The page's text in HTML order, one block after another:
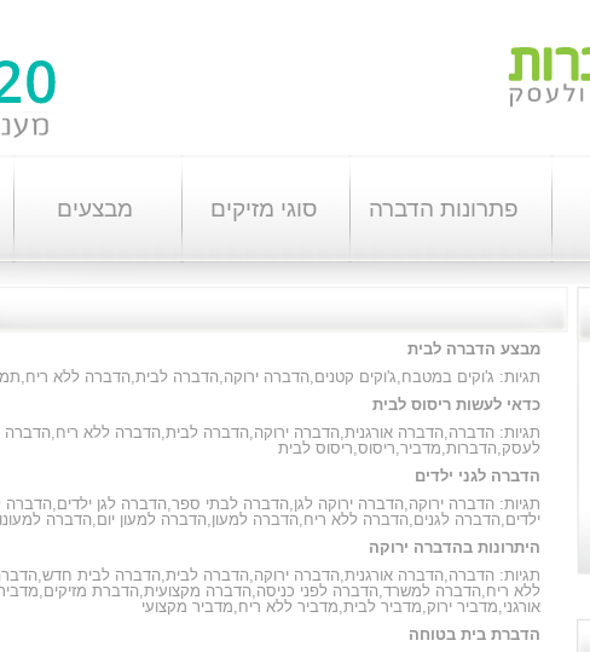
פתרונות הדברה סוגי מזיקים מבצעים
מבצע הדברה לבית
תגיות: ג'וקים במטבח,ג'וקים קטנים,הדברה ירוקה,הדברה לבית,הדברה ללא ריח,תמי
כדאי לעשות ריסוס לבית
תגיות: הדברה,הדברה אורגנית,הדברה ירוקה,הדברה לבית,הדברה ללא ריח,הדברה
לעסק,הדברות,מדביר,ריסוס,ריסוס לבית
הדברה לגני ילדים
תגיות: הדברה ירוקה,הדברה ירוקה לגן,הדברה לבתי ספר,הדברה לגן ילדים,הדברה
ילדים,הדברה לגנים,הדברה ללא ריח,הדברה למעון,הדברה למעון יום,הדברה
היתרונות בהדברה ירוקה
תגיות: הדברה,הדברה אורגנית,הדברה ירוקה,הדברה לבית,הדברה לבית חדש,
ללא ריח,הדברה למשרד,הדברה לפני כניסה,הדברה מקצועית,הדברת מזיקים,
אורגני,מדביר ירוק,מדביר לבית,מדביר ללא ריח,מדביר מקצועי
הדברת בית בטוחה